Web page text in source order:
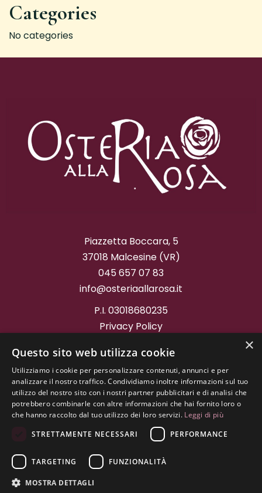
Categories
No categories
Piazzetta Boccara, 5
37018 Malcesine (VR)
045 657 07 83
info@osteriaallarosa.it
P.I. 03018680235
Privacy Policy
Project byGraffitiweb
×
Questo sito web utilizza cookie
Utilizziamo i cookie per personalizzare contenuti, annunci e per
analizzare il nostro traffico. Condividiamo inoltre informazioni sul tuo
utilizzo del nostro sito con i nostri partner pubblicitari e di analisi che
potrebbero combinarle con altre informazioni che hai fornito loro o
che hanno raccolto dal tuo utilizzo dei loro servizi. Leggi di più
STRETTAMENTE NECESSARI
PERFORMANCE
TARGETING FUNZIONALITÀ
MOSTRA DETTAGLI